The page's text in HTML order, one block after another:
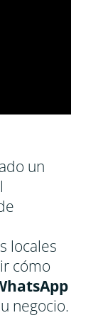
un
locales
cómo
negocio.